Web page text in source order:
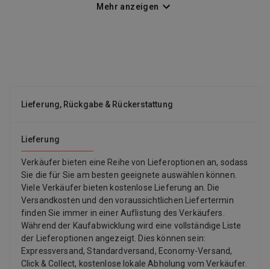
einfach und lecker. Für die Knochen, Zähne & Abwehrkräfte
Mehr anzeigen
Lieferung, Rückgabe & Rückerstattung
Lieferung
Verkäufer bieten eine Reihe von Lieferoptionen an, sodass
Sie die für Sie am besten geeignete auswählen können.
Viele Verkäufer bieten kostenlose Lieferung an. Die
Versandkosten und den voraussichtlichen Liefertermin
finden Sie immer in einer Auflistung des Verkäufers.
Während der Kaufabwicklung wird eine vollständige Liste
der Lieferoptionen angezeigt. Dies können sein:
Expressversand, Standardversand, Economy-Versand,
Click & Collect, kostenlose lokale Abholung vom Verkäufer.